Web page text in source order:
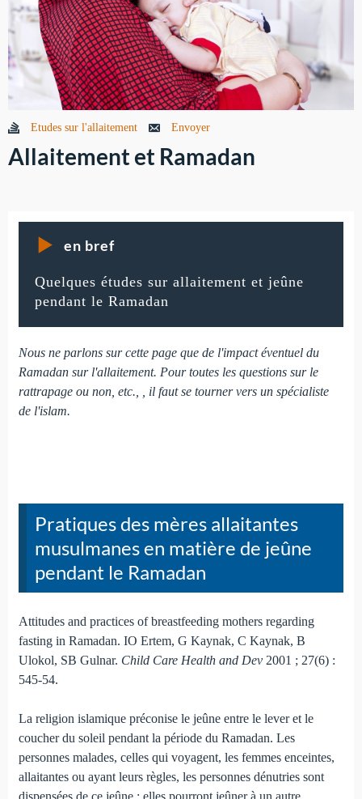
Etudes sur l'allaitement Envoyer
Allaitement et Ramadan
en bref
Quelques études sur allaitement et jeûne
pendant le Ramadan
Nous ne parlons sur cette page que de l'impact éventuel du
Ramadan sur l'allaitement. Pour toutes les questions sur le
rattrapage ou non, etc., , il faut se tourner vers un spécialiste
de l'islam.
Pratiques des mères allaitantes
musulmanes en matière de jeûne
pendant le Ramadan
Attitudes and practices of breastfeeding mothers regarding
fasting in Ramadan. IO Ertem, G Kaynak, C Kaynak, B
Ulokol, SB Gulnar. Child Care Health and Dev2001 ; 27(6) :
545-54.
La religion islamique préconise le jeûne entre le lever et le
coucher du soleil pendant la période du Ramadan. Les
personnes malades, celles qui voyagent, les femmes enceintes,
allaitantes ou ayant leurs règles, les personnes dénutries sont
dispensées de ce jeûne ; elles pourront jeûner à un autre